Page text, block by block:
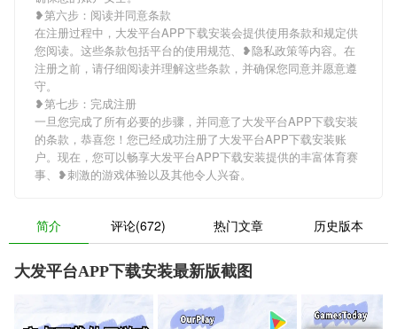
❥第六步：阅读并同意条款
在注册过程中，大发平台APP下载安装会提供使用条款和规定供
您阅读。这些条款包括平台的使用规范、❥隐私政策等内容。在
注册之前，请仔细阅读并理解这些条款，并确保您同意并愿意遵
守。
❥第七步：完成注册
一旦您完成了所有必要的步骤，并同意了大发平台APP下载安装
的条款，恭喜您！您已经成功注册了大发平台APP下载安装账
户。现在，您可以畅享大发平台APP下载安装提供的丰富体育赛
事、❥刺激的游戏体验以及其他令人兴奋。
简介 评论(672) 热门文章 历史版本
大发平台APP下载安装最新版截图